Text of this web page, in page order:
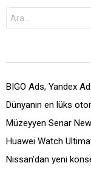
Search
for:
BIGO Ads, Yandex
Dünyanın en lüks
Müzeyyen Senar
Huawei Watch
Nissan’dan yeni